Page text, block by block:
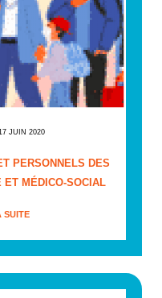
JUIN 2020
PERSONNELS DES
ET MÉDICO-SOCIAL
SUITE